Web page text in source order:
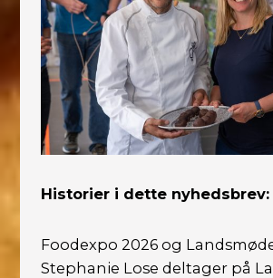
Historier i dette nyhedsbrev:
Foodexpo 2026 og
Stephanie Lose deltager på